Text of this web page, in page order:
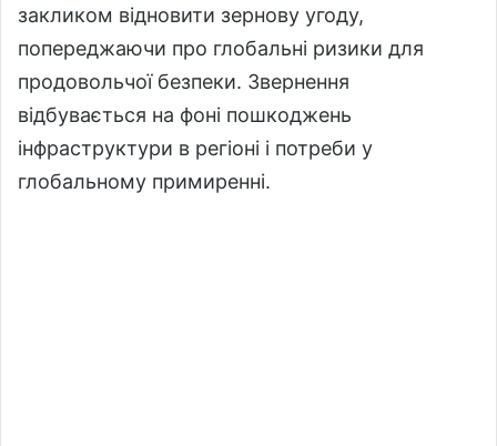
закликом відновити зернову угоду,
попереджаючи про глобальні ризики для
продовольчої безпеки. Звернення
відбувається на фоні пошкоджень
інфраструктури в регіоні і потреби у
глобальному примиренні.